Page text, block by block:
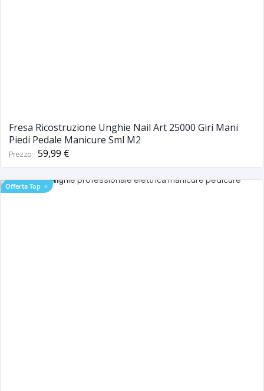
Fresa Ricostruzione Unghie Nail Art 25000 Giri Mani
Piedi Pedale Manicure Sml M2
Prezzo: 59,99 €
Offerta Top ⭐